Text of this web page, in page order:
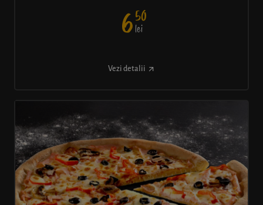
650
lei
Vezi detalii